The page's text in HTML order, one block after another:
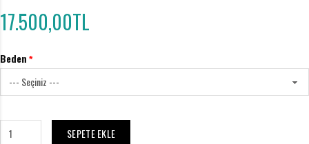
17.500,00TL
Beden
SEPETE EKLE